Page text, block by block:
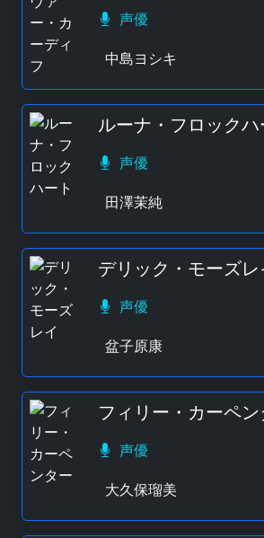
声優
中島ヨシキ
ルーナ・フロックハ
声優
田澤茉純
デリック・モーズレ
声優
盆子原康
フィリー・カーペン
声優
大久保瑠美